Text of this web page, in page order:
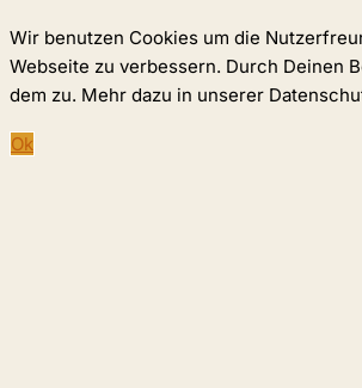
Wir benutzen Cookies um die
Webseite zu verbessern. Durch Deinen
dem zu. Mehr dazu in unserer
Ok